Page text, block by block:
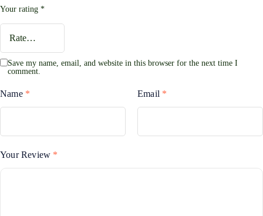
Your rating *
Your Review *
Name * Email *
Save my name, email, and website in this browser for the next time I
comment.